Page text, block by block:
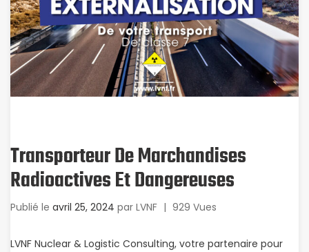
Transporteur De Marchandises
Radioactives Et Dangereuses
Publié le avril 25, 2024 par LVNF | 929 Vues
LVNF Nuclear & Logistic Consulting, votre partenaire pour